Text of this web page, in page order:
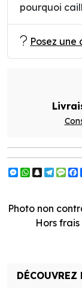
pourquoi
Posez une
Messenger
WhatsApp
Photo non
Hors
DÉCOUVREZ